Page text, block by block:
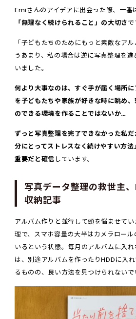
Emiさんのアイデアに出会った際、一番
「無理なく続けられること」の大切さで
「子どもたちのためにもっと素敵なア
うあまり、私の場合は逆に写真整理を
いました。
何より大事なのは、すぐ手が届く場所
を子どもたちや家族が好きな時に眺め
のできる環境を作ることではないか…
ずっと写真整理を完了できなかった私
分にとってストレスなく続けやすい方
重要だと確信 しています。
写真データ整理の救世主
収納記事
アルバム作りと並行して頭を悩ませて
理で、スマホ容量の大半はカメラロー
いるという状態。毎月のアルバムに入
は、別途アルバムを作ったりHDDに入
るものの、良い方法を見つけられないで